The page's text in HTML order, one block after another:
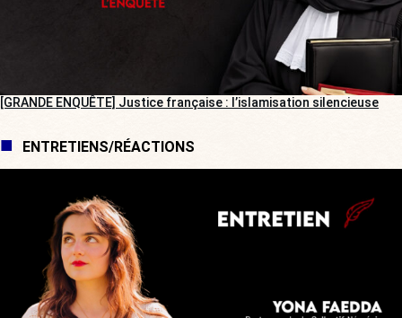
[GRANDE ENQUÊTE] Justice française : l’islamisation silencieuse
ENTRETIENS/RÉACTIONS